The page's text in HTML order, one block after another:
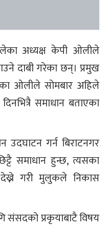
अध्यक्ष केपी ओलीले
दाबी गरेका छन्। प्रमुख
ओलीले सोमबार अहिले
समाधान बताएका
उदघाटन गर्न बिराटनगर
समाधान हुन्छ, त्यसका
गरी मुलुकले निकास
संसदको प्रकृयाबाटै विषय